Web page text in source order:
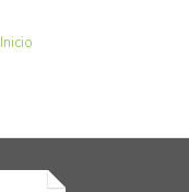
Inicio